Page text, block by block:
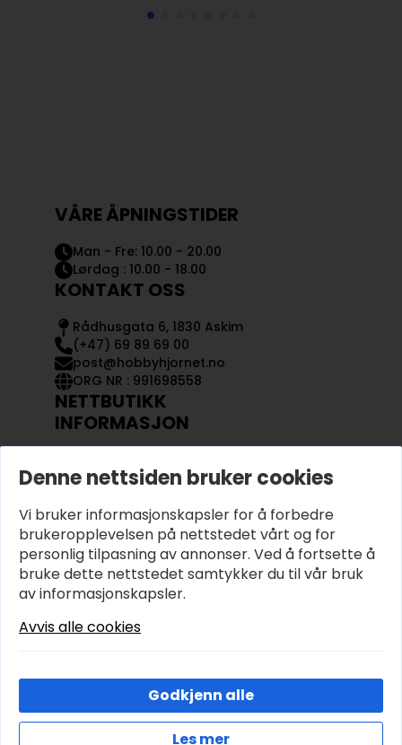
VÅRE ÅPNINGSTIDER
Man - Fre: 10.00 - 20.00
Lørdag : 10.00 - 18.00
KONTAKT OSS
Rådhusgata 6, 1830 Askim
(+47) 69 89 69 00
post@hobbyhjornet.no
ORG NR : 991698558
NETTBUTIKK
INFORMASJON
OM OSS
KJØPSVILKÅR OG BETINGELSER
PERSONVERN
© 2026 Hobbyhjornet.no – Utviklet og designet av
Denne nettsiden bruker cookies
Vi bruker informasjonskapsler for å forbedre
brukeropplevelsen på nettstedet vårt og for
personlig tilpasning av annonser. Ved å fortsette å
bruke dette nettstedet samtykker du til vår bruk
av informasjonskapsler.
Avvis alle cookies
Les mer
Godkjenn alle